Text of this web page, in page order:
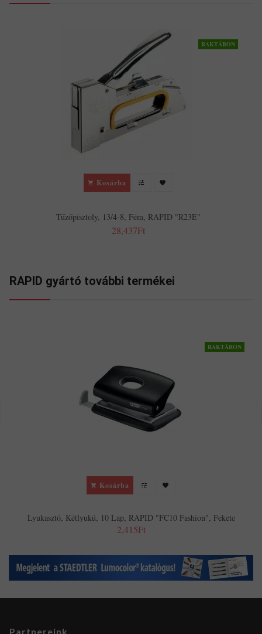
RAKTÁRON
Kosárba
Tűzőpisztoly, 13/4-8, Fém, RAPID "R23E"
28,437Ft
RAPID gyártó további termékei
RAKTÁRON
Kosárba
Lyukasztó, Kétlyukú, 10 Lap, RAPID "FC10 Fashion", Fekete
2,415Ft
Partnereink